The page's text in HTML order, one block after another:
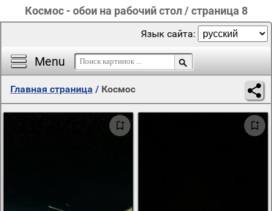
Космос - обои на рабочий стол / страница 8
Menu
Язык сайта:
Главная страница / Космос